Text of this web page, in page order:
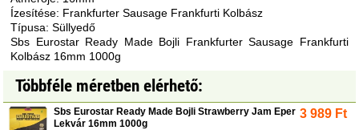
Ízesítése: Frankfurter Sausage Frankfurti Kolbász
Típusa: Süllyedő
Sbs Eurostar Ready Made Bojli Frankfurter Sausage Frankfurti
Kolbász 16mm 1000g
Többféle méretben elérhető:
Sbs Eurostar Ready Made Bojli Strawberry Jam Eper
Lekvár 16mm 1000g
3 989 Ft